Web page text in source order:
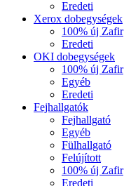
Eredeti
Xerox dobegységek
100% új Zafir
Eredeti
OKI dobegységek
100% új Zafir
Egyéb
Eredeti
Fejhallgatók
Fejhallgató
Egyéb
Fülhallgató
Felújított
100% új Zafir
Eredeti